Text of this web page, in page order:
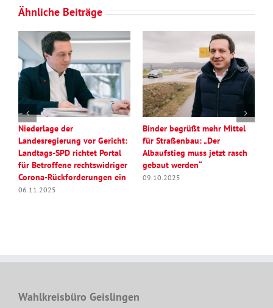
Ähnliche Beiträge
Niederlage der
Landesregierung vor Gericht:
Landtags-SPD richtet Portal
für Betroffene rechtswidriger
Corona-Rückforderungen ein
06.11.2025
Binder begrüßt mehr Mittel
für Straßenbau: „Der
Albaufstieg muss jetzt rasch
gebaut werden“
09.10.2025
Wahlkreisbüro Geislingen